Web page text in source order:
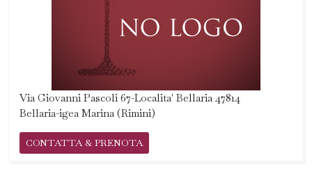
Via Giovanni Pascoli 67-Localita' Bellaria 47814
Bellaria-igea Marina (Rimini)
CONTATTA & PRENOTA